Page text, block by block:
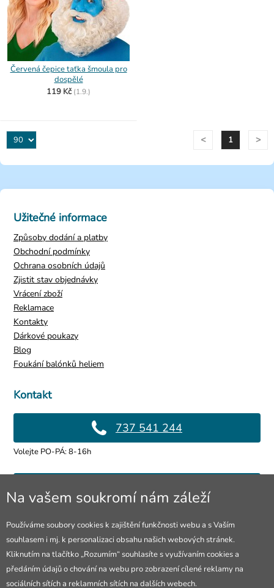
Červená čepice taťka šmoula pro
dospělé
119 Kč (1.9.)
< 1 >
Kontakt
737 541 244
Volejte PO-PÁ: 8-16h
info@4lol.cz
Prodejna Ostrava
28. října 250/285
Užitečné informace
Způsoby dodání a platby
Obchodní podmínky
Ochrana osobních údajů
Zjistit stav objednávky
Vrácení zboží
Reklamace
Kontakty
Dárkové poukazy
Blog
Foukání balónků heliem
Na vašem soukromí nám záleží
Používáme soubory cookies k zajištění funkčnosti webu a s Vaším
souhlasem i mj. k personalizaci obsahu našich webových stránek.
Kliknutím na tlačítko „Rozumím“ souhlasíte s využívaním cookies a
předáním údajů o chování na webu pro zobrazení cílené reklamy na
sociálních sítích a reklamních sítích na dalších webech.